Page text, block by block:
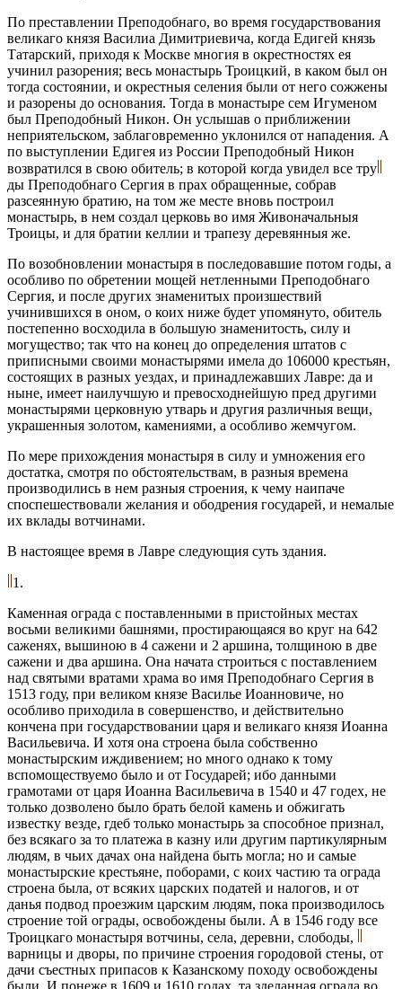
По преставлении Преподобнаго, во время государствования
великаго князя Василиа Димитриевича, когда Едигей князь
Татарский, приходя к Москве многия в окрестностях ея
учинил разорения; весь монастырь Троицкий, в каком был он
тогда состоянии, и окрестныя селения были от него сожжены
и разорены до основания. Тогда в монастыре сем Игуменом
был Преподобный Никон. Он услышав о приближении
неприятельском, заблаговременно уклонился от нападения. А
по выступлении Едигея из России Преподобный Никон
возвратился в свою обитель; в которой когда увидел все тру
ды Преподобнаго Сергия в прах обращенные, собрав
разсеянную братию, на том же месте вновь построил
монастырь, в нем создал церковь во имя Живоначальныя
Троицы, и для братии келлии и трапезу деревянныя же.
По возобновлении монастыря в последовавшие потом годы, а
особливо по обретении мощей нетленными Преподобнаго
Сергия, и после других знаменитых произшествий
учинившихся в оном, о коих ниже будет упомянуто, обитель
постепенно восходила в большую знаменитость, силу и
могущество; так что на конец до определения штатов с
приписными своими монастырями имела до 106000 крестьян,
состоящих в разных уездах, и принадлежавших Лавре: да и
ныне, имеет наилучшую и превосходнейшую пред другими
монастырями церковную утварь и другия различныя вещи,
украшенныя золотом, камениями, а особливо жемчугом.
По мере прихождения монастыря в силу и умножения его
достатка, смотря по обстоятельствам, в разныя времена
производились в нем разныя строения, к чему наипаче
споспешествовали желания и ободрения государей, и немалые
их вклады вотчинами.
В настоящее время в Лавре следующия суть здания.
1.
Каменная ограда с поставленными в пристойных местах
восьми великими башнями, простирающаяся во круг на 642
саженях, вышиною в 4 сажени и 2 аршина, толщиною в две
сажени и два аршина. Она начата строиться с поставлением
над святыми вратами храма во имя Преподобнаго Сергия в
1513 году, при великом князе Василье Иоанновиче, но
особливо приходила в совершенство, и действительно
кончена при государствовании царя и великаго князя Иоанна
Васильевича. И хотя она строена была собственно
монастырским иждивением; но много однако к тому
вспомоществуемо было и от Государей; ибо данными
грамотами от царя Иоанна Васильевича в 1540 и 47 годех, не
только дозволено было брать белой камень и обжигать
известку везде, гдеб только монастырь за способное признал,
без всякаго за то платежа в казну или другим партикулярным
людям, в чьих дачах она найдена быть могла; но и самые
монастырские крестьяне, поборами, с коих частию та ограда
строена была, от всяких царских податей и налогов, и от
данья подвод проезжим царским людям, пока производилось
строение той ограды, освобождены были. А в 1546 году все
Троицкаго монастыря вотчины, села, деревни, слободы,
варницы и дворы, по причине строения городовой стены, от
дачи съестных припасов к Казанскому походу освобождены
были. И понеже в 1609 и 1610 годах, та зделанная ограда во